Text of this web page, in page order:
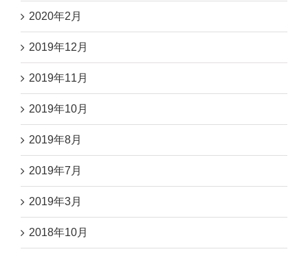
2020年2月
2019年12月
2019年11月
2019年10月
2019年8月
2019年7月
2019年3月
2018年10月